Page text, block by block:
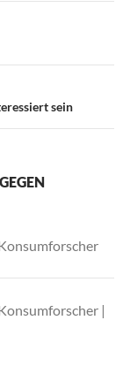
sein
|